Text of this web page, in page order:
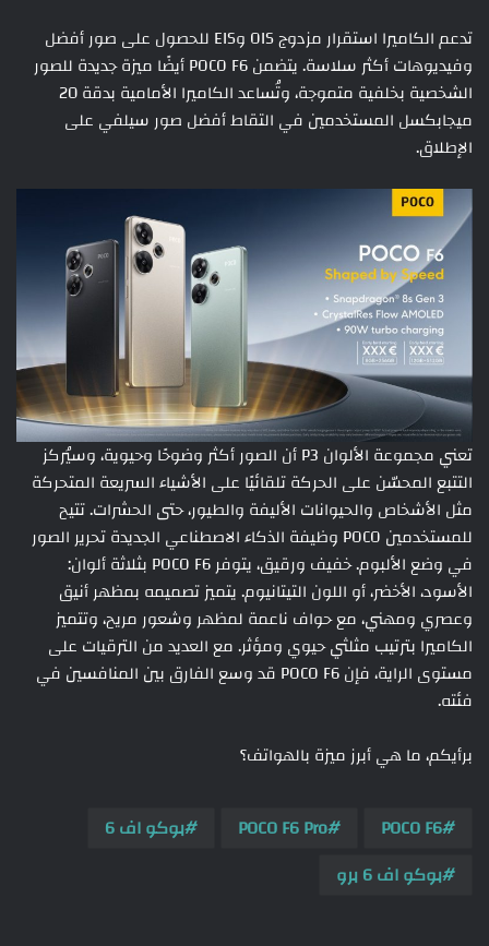
تدعم الكاميرا استقرار مزدوج OIS وEIS للحصول على صور أفضل
وفيديوهات أكثر سلاسة. يتضمن POCO F6 أيضًا ميزة جديدة للصور
الشخصية بخلفية متموجة، وتُساعد الكاميرا الأمامية بدقة 20
ميجابكسل المستخدمين في التقاط أفضل صور سيلفي على
الإطلاق.
تعني مجموعة الألوان P3 أن الصور أكثر وضوحًا وحيوية، وسيُركز
التتبع المحسّن على الحركة تلقائيًا على الأشياء السريعة المتحركة
مثل الأشخاص والحيوانات الأليفة والطيور، حتى الحشرات. تتيح
للمستخدمين POCO وظيفة الذكاء الاصطناعي الجديدة تحرير الصور
في وضع الألبوم. خفيف ورقيق، يتوفر POCO F6 بثلاثة ألوان:
الأسود، الأخضر، أو اللون التيتانيوم. يتميز تصميمه بمظهر أنيق
وعصري ومهني، مع حواف ناعمة لمظهر وشعور مريح، وتتميز
الكاميرا بترتيب مثلثي حيوي ومؤثر. مع العديد من الترقيات على
مستوى الراية، فإن POCO F6 قد وسع الفارق بين المنافسين في
فئته.
برأيكم، ما هي أبرز ميزة بالهواتف؟
POCO F6
POCO F6 Pro
بوكو اف 6
بوكو اف 6 برو